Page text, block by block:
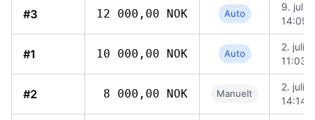
#3 12 000,00 NOK Auto
9. juli
14:09
#1 10 000,00 NOK Auto
2. juli
11:03
#2 8 000,00 NOK Manuelt
2. juli
14:14